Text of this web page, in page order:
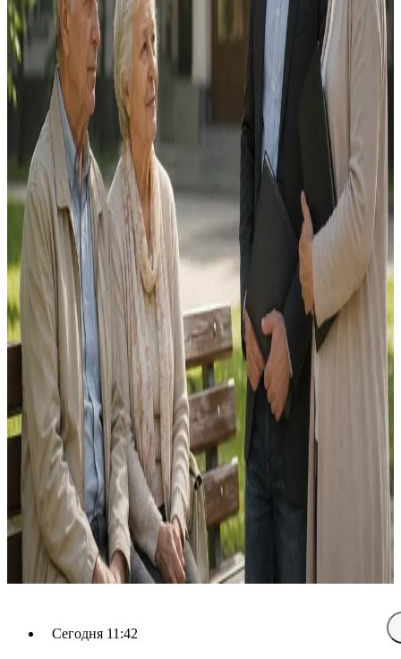
Сегодня 11:42